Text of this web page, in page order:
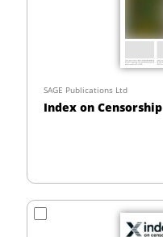
SAGE Publications Ltd
Index on Censorship